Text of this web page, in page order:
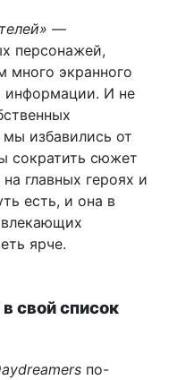
—
персонажей,
много экранного
информации. И не
избавились от
сократить сюжет
главных героях и
есть, и она в
ярче.
свой список
по-